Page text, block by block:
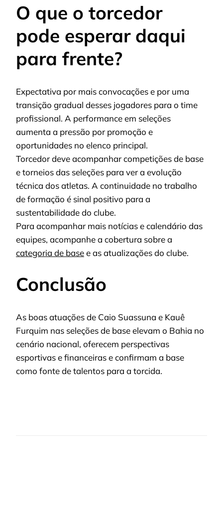
O que o torcedor
pode esperar daqui
para frente?
Expectativa por mais convocações e por uma
transição gradual desses jogadores para o time
profissional. A performance em seleções
aumenta a pressão por promoção e
oportunidades no elenco principal.
Torcedor deve acompanhar competições de base
e torneios das seleções para ver a evolução
técnica dos atletas. A continuidade no trabalho
de formação é sinal positivo para a
sustentabilidade do clube.
Para acompanhar mais notícias e calendário das
equipes, acompanhe a cobertura sobre a
categoria de basee as atualizações do clube.
Conclusão
As boas atuações de Caio Suassuna e Kauê
Furquim nas seleções de base elevam o Bahia no
cenário nacional, oferecem perspectivas
esportivas e financeiras e confirmam a base
como fonte de talentos para a torcida.